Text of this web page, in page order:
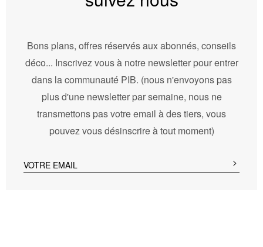
Bons plans, offres réservés aux abonnés, conseils
déco... Inscrivez vous à notre newsletter pour entrer
dans la communauté PIB. (nous n'envoyons pas
plus d'une newsletter par semaine, nous ne
transmettons pas votre email à des tiers, vous
pouvez vous désinscrire à tout moment)